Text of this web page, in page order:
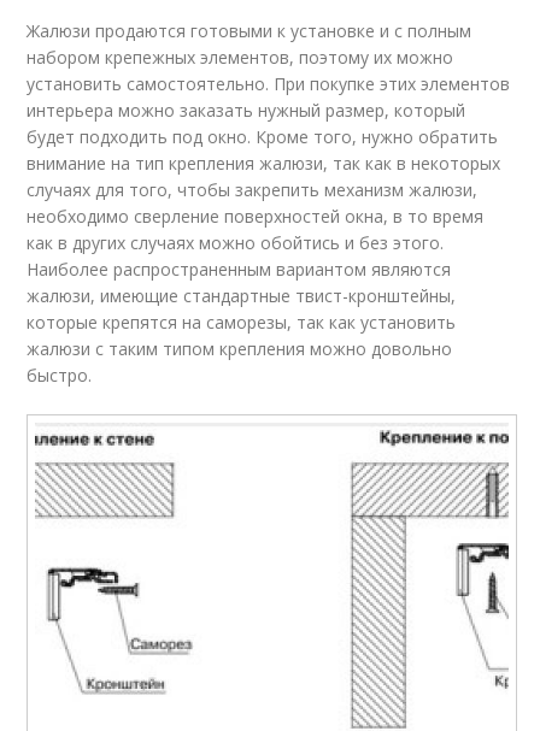
Жалюзи продаются готовыми к установке и с полным
набором крепежных элементов, поэтому их можно
установить самостоятельно. При покупке этих элементов
интерьера можно заказать нужный размер, который
будет подходить под окно. Кроме того, нужно обратить
внимание на тип крепления жалюзи, так как в некоторых
случаях для того, чтобы закрепить механизм жалюзи,
необходимо сверление поверхностей окна, в то время
как в других случаях можно обойтись и без этого.
Наиболее распространенным вариантом являются
жалюзи, имеющие стандартные твист-кронштейны,
которые крепятся на саморезы, так как установить
жалюзи с таким типом крепления можно довольно
быстро.